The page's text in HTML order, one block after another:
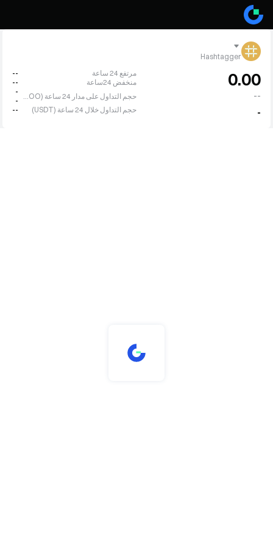
Hashtagger
0.00
--
-
مرتفع 24 ساعة
--
منخفض 24ساعة
--
-
-
حجم التداول خلال 24 ساعة (USDT)
--